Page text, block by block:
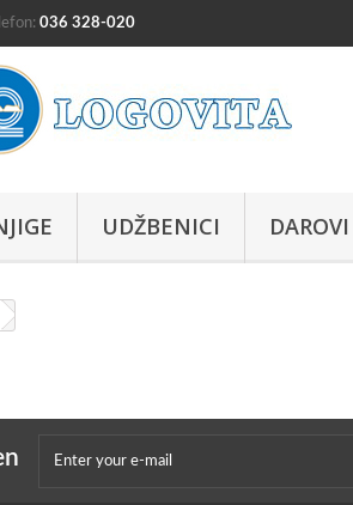
036 328-020
UDŽBENICI DAROVI